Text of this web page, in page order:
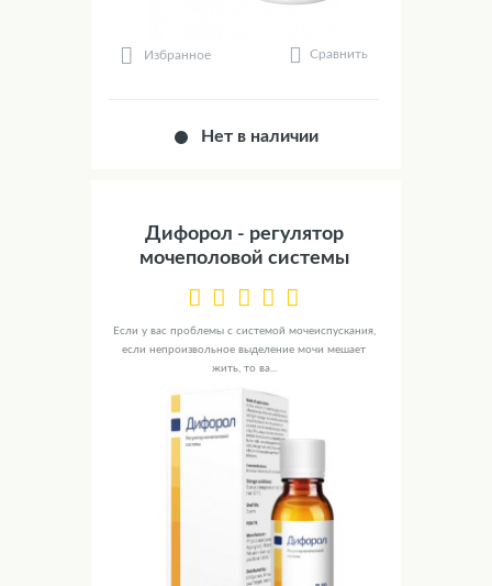
Избранное Сравнить
Нет в наличии
Дифорол - регулятор
мочеполовой системы
Если у вас проблемы с системой мочеиспускания,
если непроизвольное выделение мочи мешает
жить, то ва...